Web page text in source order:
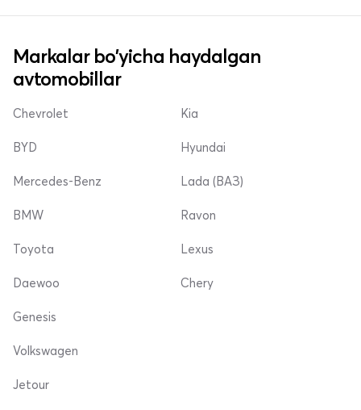
Markalar bo'yicha haydalgan
avtomobillar
Chevrolet
BYD
Mercedes-Benz
Kia
Hyundai
Lada (ВАЗ)
BMW
Toyota
Daewoo
Ravon
Lexus
Chery
Genesis
Volkswagen
Jetour